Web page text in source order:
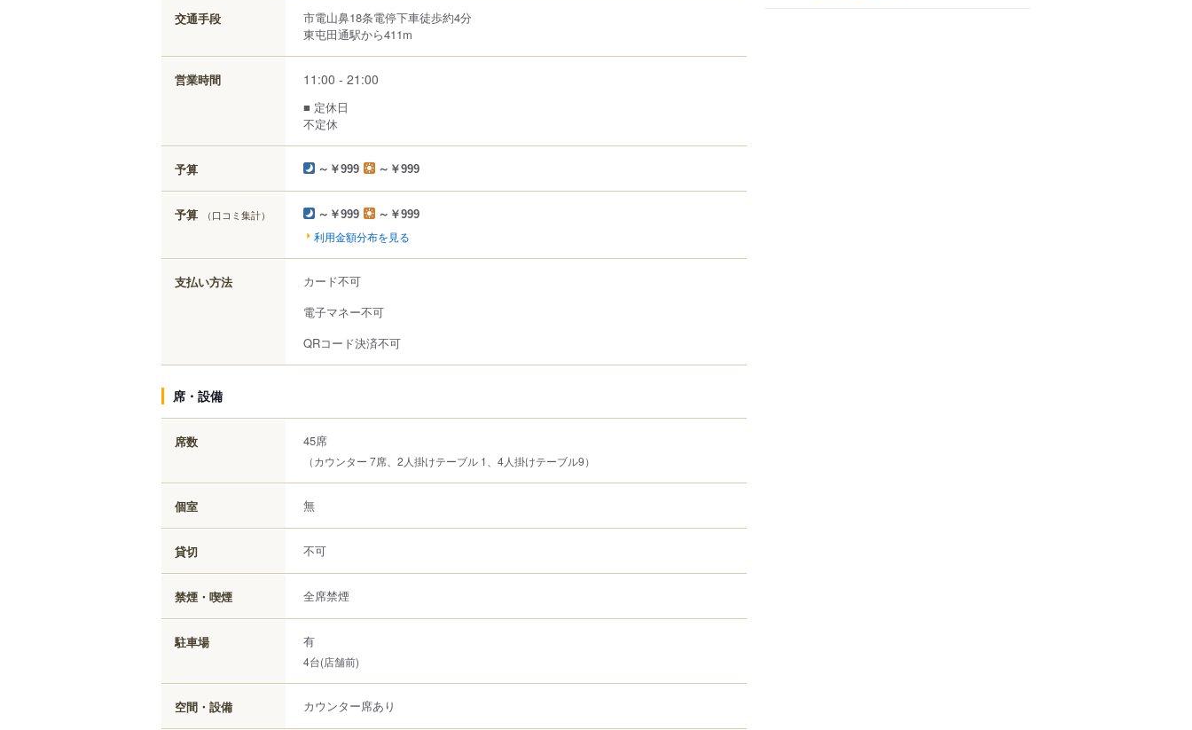
交通手段
市電山鼻18条電停下車徒歩約4分
東屯田通駅から411m
営業時間 11:00 - 21:00
■ 定休日
不定休
予算 ～￥999 ～￥999
予算 （口コミ集計） ～￥999 ～￥999
利用金額分布を見る
支払い方法
カード不可
電子マネー不可
QRコード決済不可
席・設備
席数 45席
（カウンター 7席、2人掛けテーブル 1、4人掛けテーブル9）
個室 無
貸切 不可
禁煙・喫煙 全席禁煙
駐車場 有
4台(店舗前)
空間・設備 カウンター席あり